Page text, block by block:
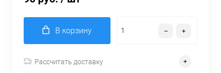
В корзину
Рассчитать доставку